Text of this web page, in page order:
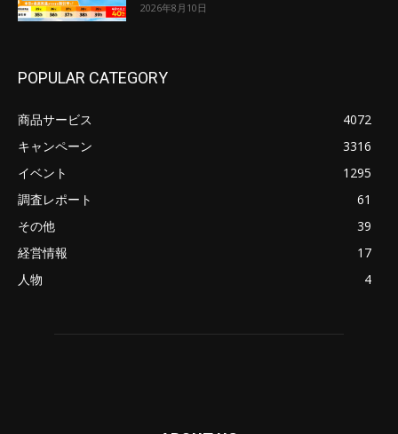
2026年8月10日
POPULAR CATEGORY
商品サービス
4072
キャンペーン
3316
イベント
1295
調査レポート
61
その他
39
経営情報
17
人物
4